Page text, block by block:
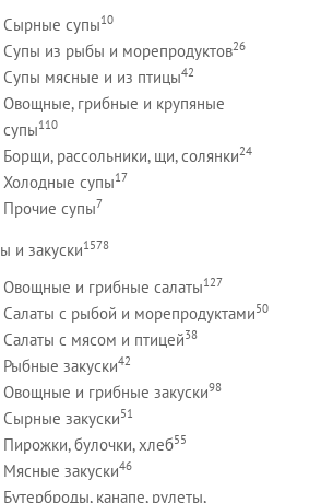
Сырные супы10
Супы из рыбы и морепродуктов26
Супы мясные и из птицы42
Овощные, грибные и крупяные
супы110
Борщи, рассольники, щи, солянки24
Холодные супы17
Прочие супы7
и закуски1578
Овощные и грибные салаты127
Салаты с рыбой и морепродуктами50
Салаты с мясом и птицей38
Рыбные закуски42
Овощные и грибные закуски98
Сырные закуски51
Пирожки, булочки, хлеб55
Мясные закуски46
Бутерброды, канапе, рулеты,